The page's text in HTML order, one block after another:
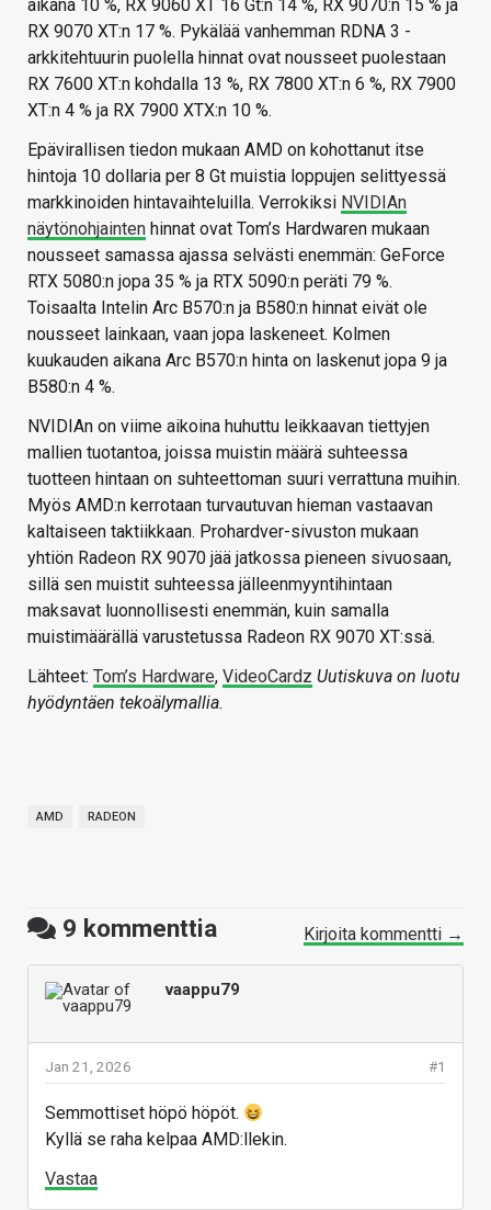
aikana 10 %, RX 9060 XT 16 Gt:n 14 %, RX 9070:n 15 % ja
RX 9070 XT:n 17 %. Pykälää vanhemman RDNA 3 -
arkkitehtuurin puolella hinnat ovat nousseet puolestaan
RX 7600 XT:n kohdalla 13 %, RX 7800 XT:n 6 %, RX 7900
XT:n 4 % ja RX 7900 XTX:n 10 %.
Epävirallisen tiedon mukaan AMD on kohottanut itse
hintoja 10 dollaria per 8 Gt muistia loppujen selittyessä
markkinoiden hintavaihteluilla. Verrokiksi NVIDIAn
näytönohjainten hinnat ovat Tom’s Hardwaren mukaan
nousseet samassa ajassa selvästi enemmän: GeForce
RTX 5080:n jopa 35 % ja RTX 5090:n peräti 79 %.
Toisaalta Intelin Arc B570:n ja B580:n hinnat eivät ole
nousseet lainkaan, vaan jopa laskeneet. Kolmen
kuukauden aikana Arc B570:n hinta on laskenut jopa 9 ja
B580:n 4 %.
NVIDIAn on viime aikoina huhuttu leikkaavan tiettyjen
mallien tuotantoa, joissa muistin määrä suhteessa
tuotteen hintaan on suhteettoman suuri verrattuna muihin.
Myös AMD:n kerrotaan turvautuvan hieman vastaavan
kaltaiseen taktiikkaan. Prohardver-sivuston mukaan
yhtiön Radeon RX 9070 jää jatkossa pieneen sivuosaan,
sillä sen muistit suhteessa jälleenmyyntihintaan
maksavat luonnollisesti enemmän, kuin samalla
muistimäärällä varustetussa Radeon RX 9070 XT:ssä.
Lähteet: Tom’s Hardware, VideoCardz Uutiskuva on luotu
hyödyntäen tekoälymallia.
AMD RADEON
9 kommenttia Kirjoita kommentti →
vaappu79
#1
Jan 21, 2026
Semmottiset höpö höpöt.
Kyllä se raha kelpaa AMD:llekin.
Vastaa